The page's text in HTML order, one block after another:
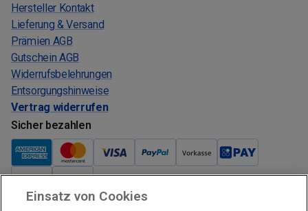
Hersteller Kontakt
Lieferung & Versand
Prämien AGB
Gutschein AGB
Widerrufsbelehrungen
Entsorgungshinweise
Vertrag widerrufen
Sicher bezahlen
Verkauf und Versand
Einsatz von Cookies